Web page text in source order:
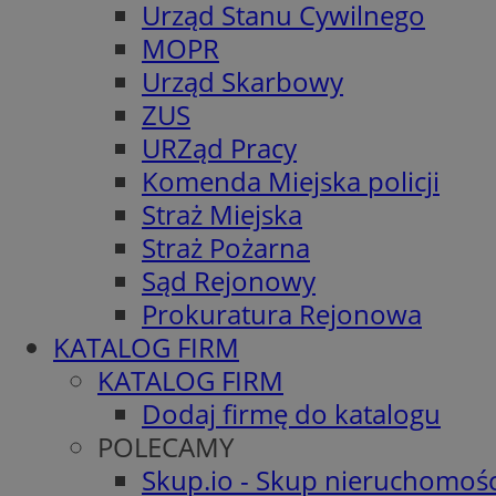
Urząd Stanu Cywilnego
MOPR
Urząd Skarbowy
ZUS
URZąd Pracy
Komenda Miejska policji
Straż Miejska
Straż Pożarna
Sąd Rejonowy
Prokuratura Rejonowa
KATALOG FIRM
KATALOG FIRM
Dodaj firmę do katalogu
POLECAMY
Skup.io - Skup